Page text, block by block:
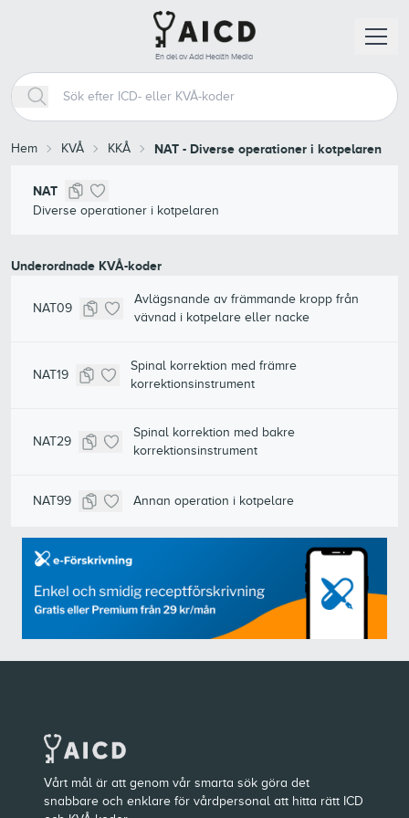
En del av Add Health Media
Hem KVÅ KKÅ NAT - Diverse operationer i kotpelaren
NAT
Diverse operationer i kotpelaren
Underordnade KVÅ-koder
NAT09
Avlägsnande av främmande kropp från
vävnad i kotpelare eller nacke
NAT19
Spinal korrektion med främre
korrektionsinstrument
NAT29
Spinal korrektion med bakre
korrektionsinstrument
NAT99 Annan operation i kotpelare
Vårt mål är att genom vår smarta sök göra det
snabbare och enklare för vårdpersonal att hitta rätt ICD